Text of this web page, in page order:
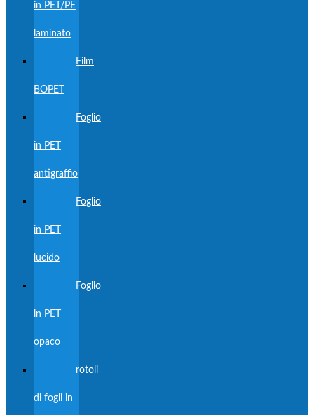
in PET/PE
laminato
Film
BOPET
Foglio
in PET
antigraffio
Foglio
in PET
lucido
Foglio
in PET
opaco
rotoli
di fogli in